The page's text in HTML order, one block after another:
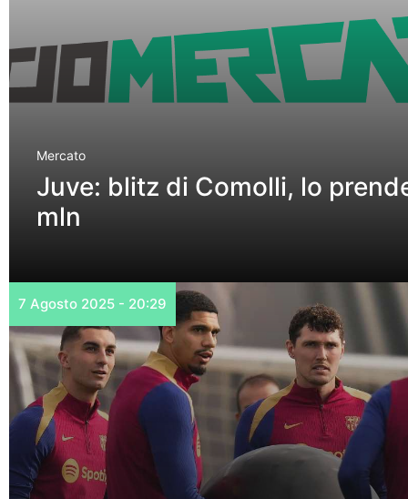
Mercato
Juve: blitz di Comolli, lo
mln
7 Agosto 2025 - 20:29